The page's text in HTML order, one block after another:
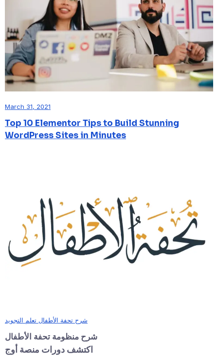
March 31, 2021
Top 10 Elementor Tips to Build Stunning
WordPress Sites in Minutes
شرح تحفة الأطفال تعلم التجويد
شرح منظومة تحفة الأطفال
اكتشف دورات منصة أوج